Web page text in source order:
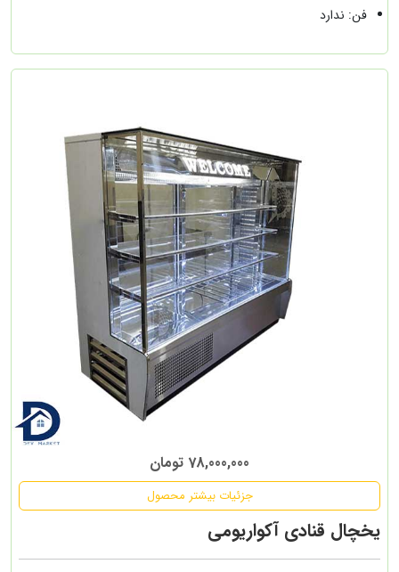
فن: ندارد
78,000,000 تومان
جزئیات بیشتر محصول
یخچال قنادی آکواریومی